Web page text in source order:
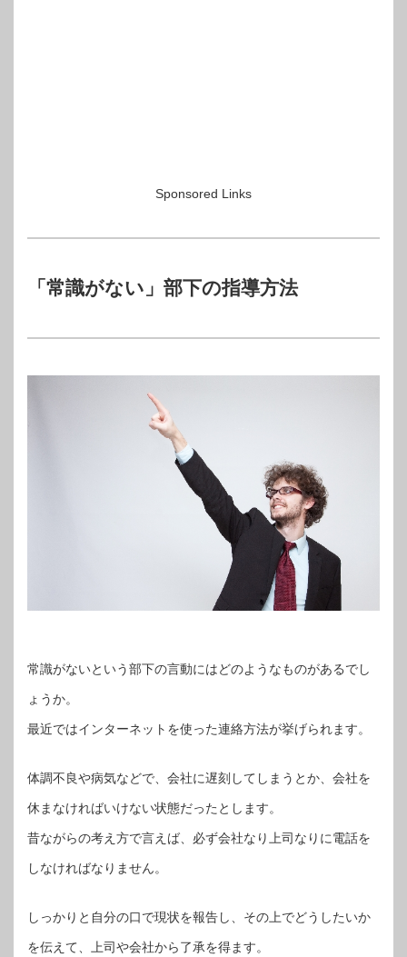
Sponsored Links
「常識がない」部下の指導方法
常識がないという部下の言動にはどのようなものがあるでし
ょうか。
最近ではインターネットを使った連絡方法が挙げられます。
体調不良や病気などで、会社に遅刻してしまうとか、会社を
休まなければいけない状態だったとします。
昔ながらの考え方で言えば、必ず会社なり上司なりに電話を
しなければなりません。
しっかりと自分の口で現状を報告し、その上でどうしたいか
を伝えて、上司や会社から了承を得ます。